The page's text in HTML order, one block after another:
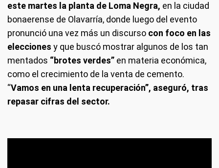
este martes la planta de Loma Negra, en la ciudad
bonaerense de Olavarría, donde luego del evento
pronunció una vez más un discurso con foco en las
elecciones y que buscó mostrar algunos de los tan
mentados “brotes verdes” en materia económica,
como el crecimiento de la venta de cemento.
“Vamos en una lenta recuperación”, aseguró, tras
repasar cifras del sector.